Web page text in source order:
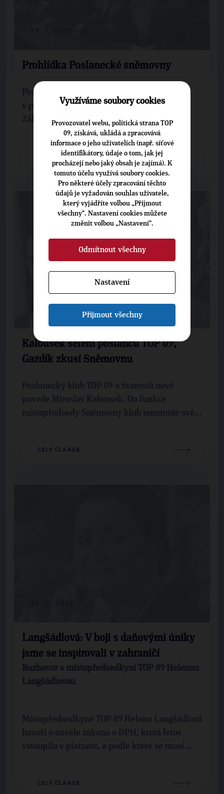
Prohlídka Poslanecké sněmovny
Poslankyně Helena Langšádlová přivítala
v prostorách Poslanecké sněmovny žáky
Základní školy Hořovice, kteří dorazili v ...
CELÝ ČLÁNEK
Kalousek šéfem poslanců TOP 09,
Gazdík zkusí Sněmovnu
Poslanecký klub TOP 09 a Starostů nově
povede Miroslav Kalousek. Do funkce
místopředsedy Sněmovny klub nominuje své...
CELÝ ČLÁNEK
Langšádlová: V boji s daňovými úniky
jsme se inspirovali v zahraničí
Rozhovor s místopředsedkyní TOP 09 Helenou
Langšádlovou
Místopředsedkyně TOP 09 Helena Langšádlová
hovoří o novele zákona o DPH, která letos
vstoupila v platnost, a podle které se musí ...
CELÝ ČLÁNEK
Využíváme soubory cookies
Provozovatel webu, politická strana TOP
09, získává, ukládá a zpracovává
informace o jeho uživatelích (např. síťové
identifikátory, údaje o tom, jak jej
procházejí nebo jaký obsah je zajímá). K
tomuto účelu využívá soubory cookies.
Pro některé účely zpracování těchto
údajů je vyžadován souhlas uživatele,
který vyjádříte volbou „Přijmout
všechny“. Nastavení cookies můžete
změnit volbou „Nastavení“.
Odmítnout všechny
Nastavení
Přijmout všechny